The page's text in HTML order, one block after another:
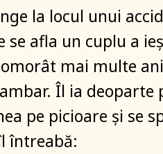
la locul unui
se afla un cuplu a
mai multe
Îl ia deoparte
pe picioare şi se
întreabă: